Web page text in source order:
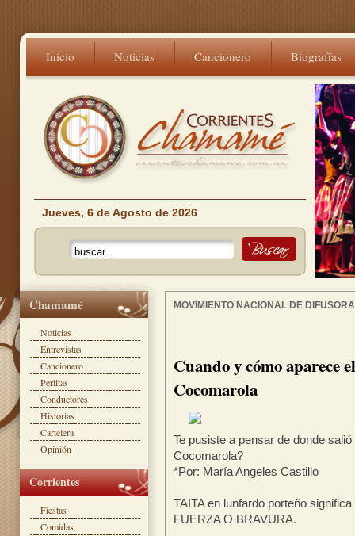
Inicio Noticias Cancionero Biografías
Jueves, 6 de Agosto de 2026
MOVIMIENTO NACIONAL DE
Cuando y cómo aparece
Cocomarola
Te pusiste a pensar de donde
Cocomarola?
*Por: María Angeles Castillo
TAITA en lunfardo porteño
FUERZA O BRAVURA.
Chamamé
Noticias
Entrevistas
Cancionero
Perlitas
Conductores
Historias
Cartelera
Opinión
Corrientes
Fiestas
Comidas